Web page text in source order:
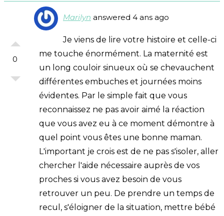
0
Marilyn answered 4 ans ago
Je viens de lire votre histoire et celle-ci
me touche énormément. La maternité est
un long couloir sinueux où se chevauchent
différentes embuches et journées moins
évidentes. Par le simple fait que vous
reconnaissez ne pas avoir aimé la réaction
que vous avez eu à ce moment démontre à
quel point vous êtes une bonne maman.
L'important je crois est de ne pas s'isoler, aller
chercher l'aide nécessaire auprès de vos
proches si vous avez besoin de vous
retrouver un peu. De prendre un temps de
recul, s'éloigner de la situation, mettre bébé